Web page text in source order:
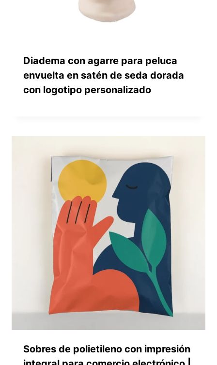
Diadema con agarre para peluca
envuelta en satén de seda dorada
con logotipo personalizado
Sobres de polietileno con impresión